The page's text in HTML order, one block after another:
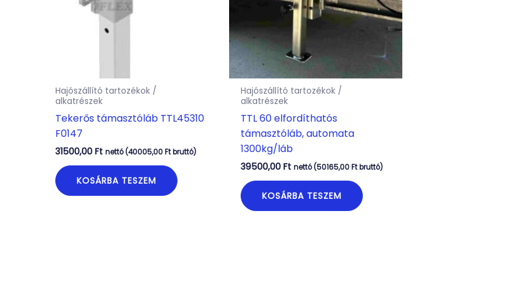
Hajószállító tartozékok /
alkatrészek
Tekerős támasztóláb TTL45310
F0147
31500,00Ft nettó (40005,00 Ft bruttó)
KOSÁRBA TESZEM
Hajószállító tartozékok /
alkatrészek
TTL 60 elfordíthatós
támasztóláb, automata
1300kg/láb
39500,00Ft nettó (50165,00 Ft bruttó)
KOSÁRBA TESZEM